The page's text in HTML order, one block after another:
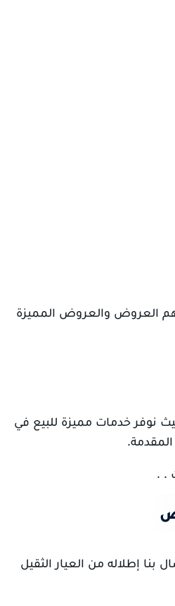
العروض والعروض المميزة
نوفر خدمات مميزة للبيع في
.
.
بنا إطلاله من العيار الثقيل